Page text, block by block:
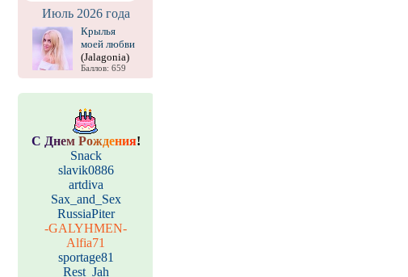
Июль 2026 года
Крылья
моей любви
(Jalagonia)
Баллов: 659
С Днем Рождения!
Snack
slavik0886
artdiva
Sax_and_Sex
RussiaPiter
-GALYHMEN-
Alfia71
sportage81
Rest_Jah